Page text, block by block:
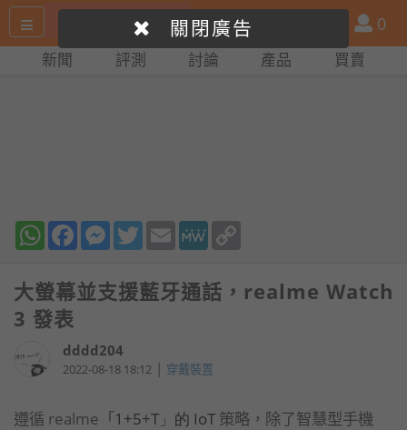
尋
產
品
比
會
員
0
新聞 評測 討論 產品 買賣
WhatsAppFacebookMessenger
TwitterEmail MeWe
大螢幕並支援藍牙通話，realme Watch
3 發表
dddd204
2022-08-18 18:12 | 穿戴裝置
遵循 realme「1+5+T」 的 IoT 策略，除了智慧型手機
關閉廣告